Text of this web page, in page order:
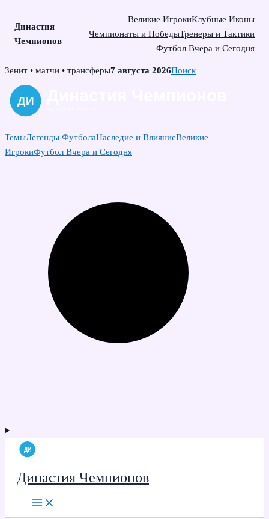
Династия
Чемпионов
Великие ИгрокиКлубные Иконы
Чемпионаты и ПобедыТренеры и Тактики
Футбол Вчера и Сегодня
Skip
content
Зенит • матчи • трансферы7 августа 2026Поиск
ТемыЛегенды ФутболаНаследие и ВлияниеВеликие
ИгрокиФутбол Вчера и Сегодня
Династия Чемпионов